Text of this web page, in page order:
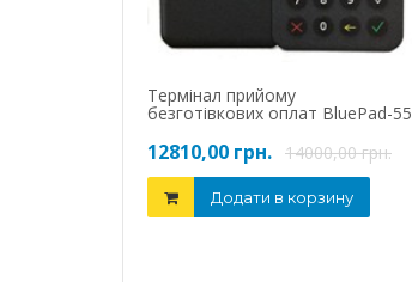
Термінал прийому
безготівкових оплат BluePad-55
12810,00 грн. 14000,00 грн.
Додати в корзину